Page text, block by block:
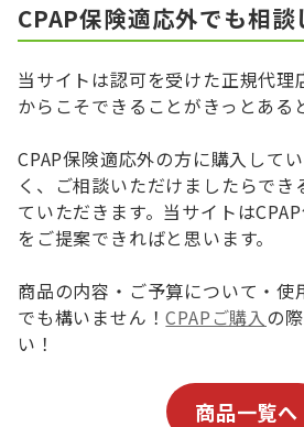
CPAP保険適応外でも相談
当サイトは認可を受けた正規代理
からこそできることがきっとある
CPAP保険適応外の方に購入して
く、ご相談いただけましたらでき
ていただきます。当サイトは
をご提案できればと思います。
商品の内容・ご予算について・使
でも構いません！CPAPご購入 の
い！
商品一覧へ